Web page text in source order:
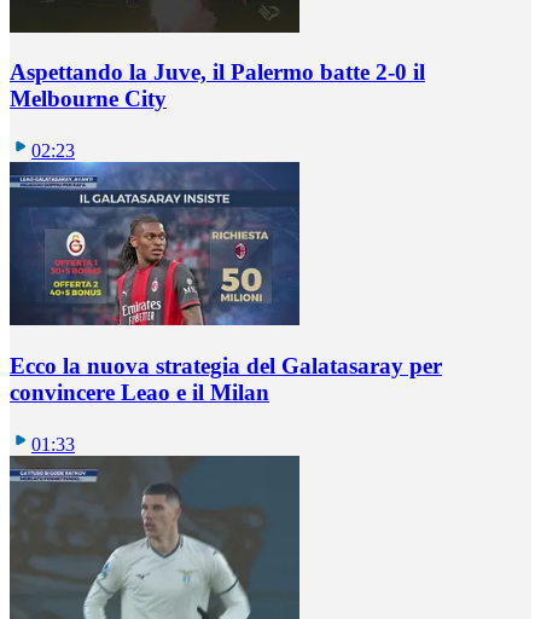
Aspettando la Juve, il Palermo batte 2-0 il
Melbourne City
02:23
Ecco la nuova strategia del Galatasaray per
convincere Leao e il Milan
01:33